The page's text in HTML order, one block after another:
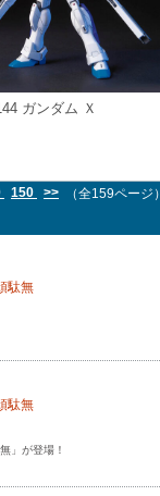
ガンダム Ｘ
150 >> （全159ページ）
駄無
駄無
」が登場！